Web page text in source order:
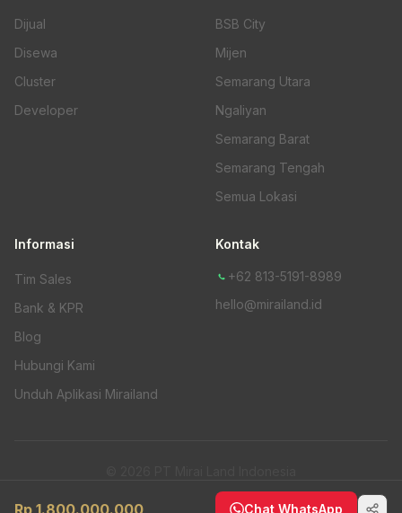
Rp 1.800.000.000 Chat WhatsApp
Dijual
Disewa
Cluster
Developer
BSB City
Mijen
Semarang Utara
Ngaliyan
Semarang Barat
Semarang Tengah
Semua Lokasi
Informasi
Tim Sales
Bank & KPR
Blog
Hubungi Kami
Unduh Aplikasi Mirailand
Kontak
+62 813-5191-8989
hello@mirailand.id